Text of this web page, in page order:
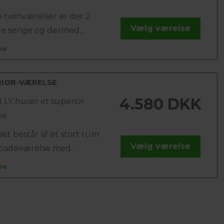
twinværelser er der 2
senge og dermed...
Vælg værelse
VÆRELSE
LY huser et superior
består af et stort rum
med...
4.580 DKK
Vælg værelse